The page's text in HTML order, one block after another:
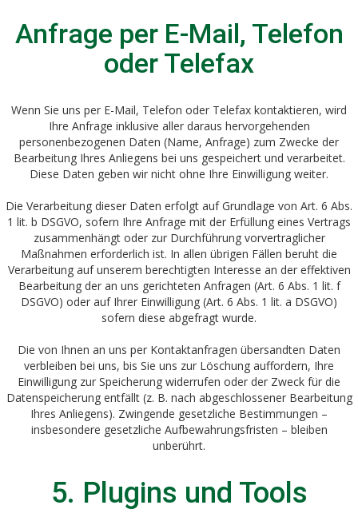
Anfrage per E-Mail, Telefon
oder Telefax
Wenn Sie uns per E-Mail, Telefon oder Telefax kontaktieren, wird
Ihre Anfrage inklusive aller daraus hervorgehenden
personenbezogenen Daten (Name, Anfrage) zum Zwecke der
Bearbeitung Ihres Anliegens bei uns gespeichert und verarbeitet.
Diese Daten geben wir nicht ohne Ihre Einwilligung weiter.
Die Verarbeitung dieser Daten erfolgt auf Grundlage von Art. 6 Abs.
1 lit. b DSGVO, sofern Ihre Anfrage mit der Erfüllung eines Vertrags
zusammenhängt oder zur Durchführung vorvertraglicher
Maßnahmen erforderlich ist. In allen übrigen Fällen beruht die
Verarbeitung auf unserem berechtigten Interesse an der effektiven
Bearbeitung der an uns gerichteten Anfragen (Art. 6 Abs. 1 lit. f
DSGVO) oder auf Ihrer Einwilligung (Art. 6 Abs. 1 lit. a DSGVO)
sofern diese abgefragt wurde.
Die von Ihnen an uns per Kontaktanfragen übersandten Daten
verbleiben bei uns, bis Sie uns zur Löschung auffordern, Ihre
Einwilligung zur Speicherung widerrufen oder der Zweck für die
Datenspeicherung entfällt (z. B. nach abgeschlossener Bearbeitung
Ihres Anliegens). Zwingende gesetzliche Bestimmungen –
insbesondere gesetzliche Aufbewahrungsfristen – bleiben
unberührt.
5. Plugins und Tools